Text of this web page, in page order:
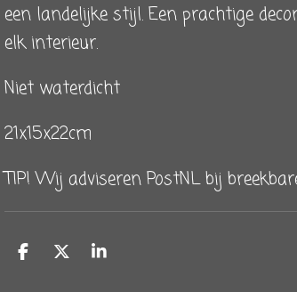
een landelijke stijl. Een prachtige
elk interieur.
Niet waterdicht
21x15x22cm
TIP! Wij adviseren PostNL bij
D D S